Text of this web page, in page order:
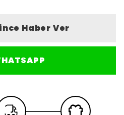
Haber Ver